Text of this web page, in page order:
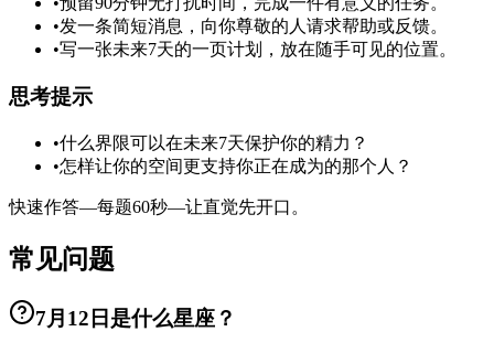
•发一条简短消息，向你尊敬的人请求帮助或反馈。
•写一张未来7天的一页计划，放在随手可见的位置。
思考提示
•什么界限可以在未来7天保护你的精力？
•怎样让你的空间更支持你正在成为的那个人？
快速作答—每题60秒—让直觉先开口。
常见问题
7月12日是什么星座？